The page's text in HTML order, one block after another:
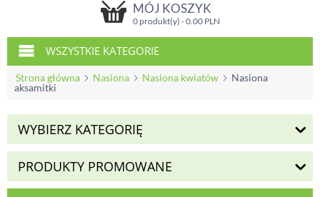
MÓJ KOSZYK
0 produkt(y) -0.00PLN
WSZYSTKIE KATEGORIE
Strona główna Nasiona Nasiona kwiatów
Nasiona
aksamitki
WYBIERZ KATEGORIĘ
PRODUKTY PROMOWANE